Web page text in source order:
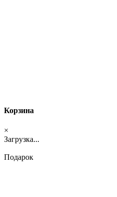
Корзина
×
Загрузка...
Подарок